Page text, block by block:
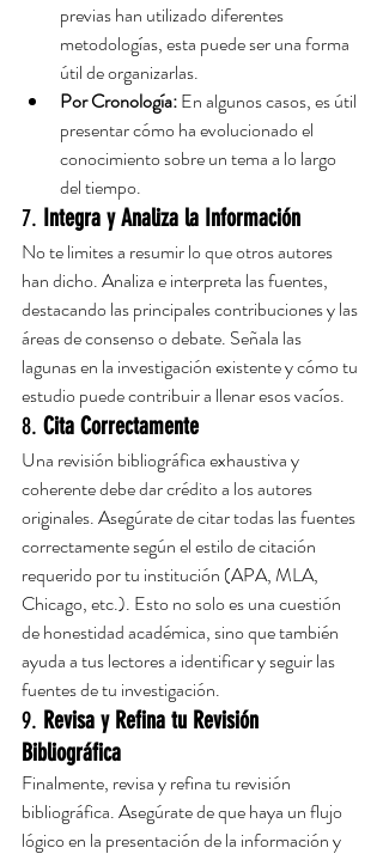
previas han utilizado diferentes
metodologías, esta puede ser una forma
útil de organizarlas.
Por Cronología: En algunos casos, es útil
presentar cómo ha evolucionado el
conocimiento sobre un tema a lo largo
del tiempo.
7. Integra y Analiza la Información
No te limites a resumir lo que otros autores
han dicho. Analiza e interpreta las fuentes,
destacando las principales contribuciones y las
áreas de consenso o debate. Señala las
lagunas en la investigación existente y cómo tu
estudio puede contribuir a llenar esos vacíos.
8. Cita Correctamente
Una revisión bibliográfica exhaustiva y
coherente debe dar crédito a los autores
originales. Asegúrate de citar todas las fuentes
correctamente según el estilo de citación
requerido por tu institución (APA, MLA,
Chicago, etc.). Esto no solo es una cuestión
de honestidad académica, sino que también
ayuda a tus lectores a identificar y seguir las
fuentes de tu investigación.
9. Revisa y Refina tu Revisión
Bibliográfica
Finalmente, revisa y refina tu revisión
bibliográfica. Asegúrate de que haya un flujo
lógico en la presentación de la información y